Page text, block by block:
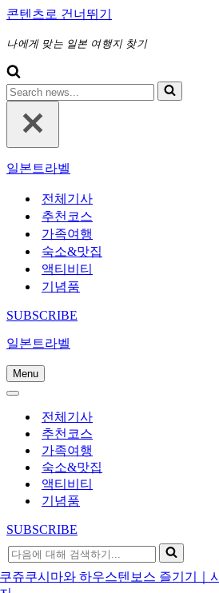
콘텐츠로 건너뛰기
나에게 맞는 일본 여행지 찾기
다
음
검
기...
일본트라벨
전체기사
추천코스
가족여행
숙소&맛집
액티비티
기념품
SUBSCRIBE
일본트라벨
Menu
내
게
뉴
내
전체기사
추천코스
가족여행
숙소&맛집
액티비티
기념품
SUBSCRIBE
다
음
에